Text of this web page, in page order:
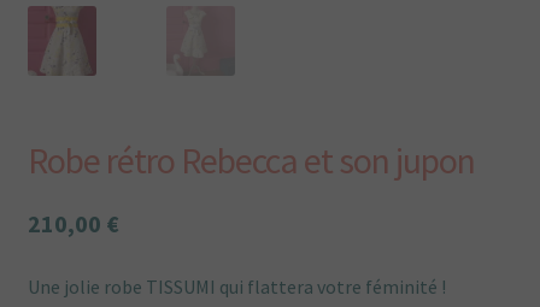
Points de vente
Une envie particulière
Vous aimez Tissumi,
Robe rétro Rebecca et son jupon
210,00 €
Une jolie robe TISSUMI qui flattera votre féminité !